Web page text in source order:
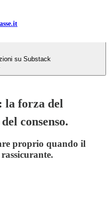
su Substack
la forza del
consenso.
proprio quando il